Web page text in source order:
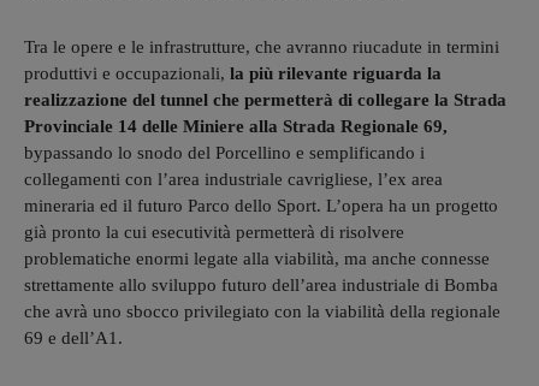
Tra le opere e le infrastrutture, che avranno riucadute in termini
produttivi e occupazionali, la più rilevante riguarda la
realizzazione del tunnel che permetterà di collegare la Strada
Provinciale 14 delle Miniere alla Strada Regionale 69,
bypassando lo snodo del Porcellino e semplificando i
collegamenti con l’area industriale cavrigliese, l’ex area
mineraria ed il futuro Parco dello Sport. L’opera ha un progetto
già pronto la cui esecutività permetterà di risolvere
problematiche enormi legate alla viabilità, ma anche connesse
strettamente allo sviluppo futuro dell’area industriale di Bomba
che avrà uno sbocco privilegiato con la viabilità della regionale
69 e dell’A1.